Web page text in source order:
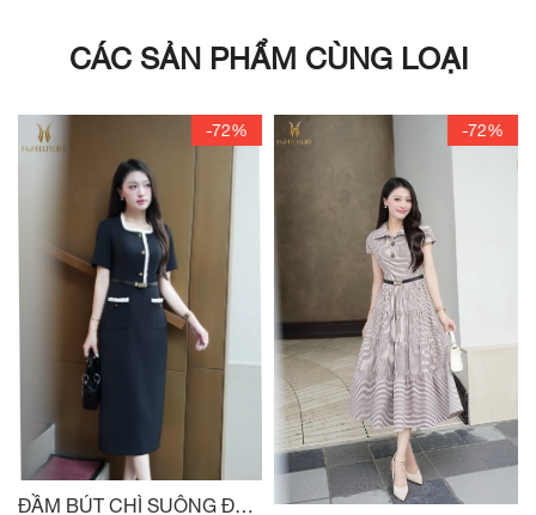
CÁC SẢN PHẨM CÙNG LOẠI
-72%
ĐẦM BÚT CHÌ SUÔNG ĐEN
-72%